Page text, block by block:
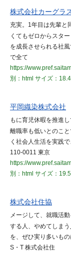
株式会社カーグラ
充実。1年目は先輩と
くてもゼロからスタ
を成長させられる社
で全て
https://
別：html サイズ：
平岡織染株式会社
もに育児休暇を推進
離職率も低いとのこ
く社会人生活を実践
110-0011 東京
https://
別：html サイズ：
株式会社住協
メージして、就職活
する人、やめてしま
を、ぜひ実り多いも
S・T 株式会社住